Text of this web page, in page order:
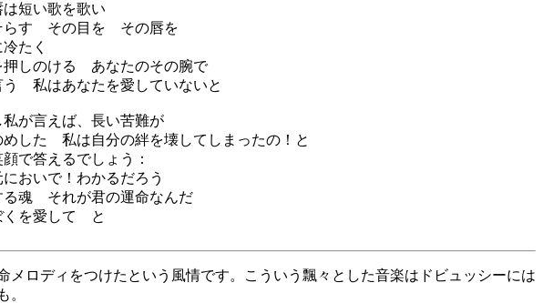
短い歌を歌い
らす その目を その唇を
たく
押しのける あなたのその腕で
う 私はあなたを愛していないと
私が言えば、長い苦難が
めした 私は自分の絆を壊してしまったの！と
で答えるでしょう：
おいで！わかるだろう
る魂 それが君の運命なんだ
くを愛して と
ロディをつけたという風情です。こういう飄々とした音楽はドビュッシーには
。